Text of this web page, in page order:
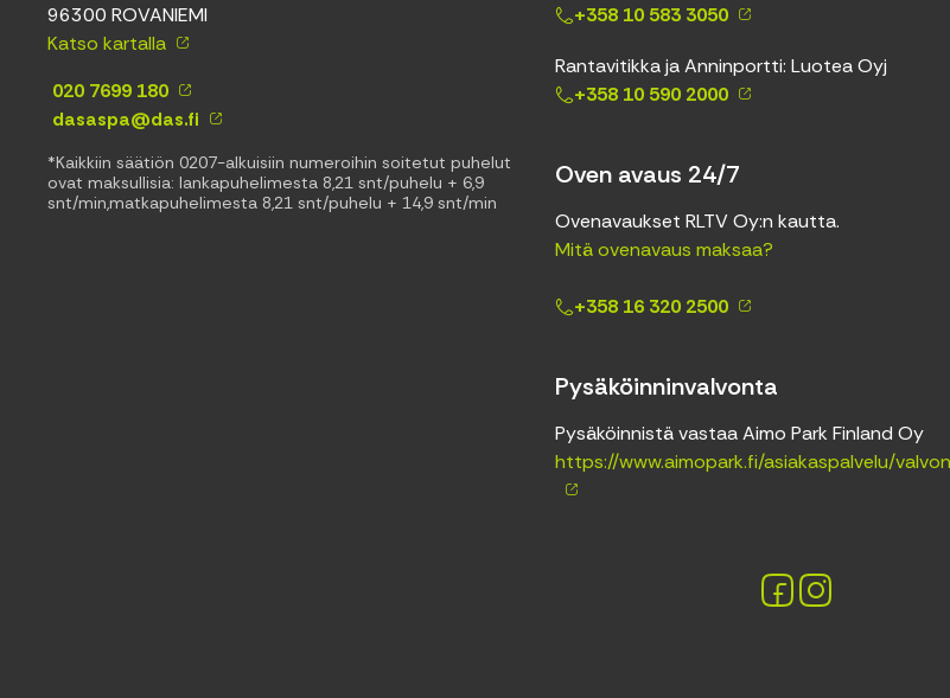
Facebook
96300 ROVANIEMI
Katso kartalla
020 7699 180
dasaspa@das.fi
*Kaikkiin säätiön 0207-alkuisiin numeroihin soitetut puhelut
ovat maksullisia: lankapuhelimesta 8,21 snt/puhelu + 6,9
snt/min,matkapuhelimesta 8,21 snt/puhelu + 14,9 snt/min
+358 10 583 3050
Rantavitikka ja Anninportti: Luotea Oyj
+358 10 590 2000
Oven avaus 24/7
Ovenavaukset RLTV Oy:n kautta.
Mitä ovenavaus maksaa?
+358 16 320 2500
Pysäköinninvalvonta
Pysäköinnistä vastaa Aimo Park Finland Oy
https://www.aimopark.fi/asiakaspalvelu/